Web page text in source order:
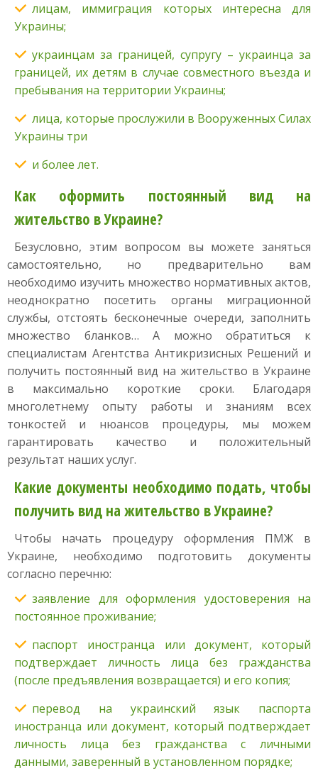
лицам, иммиграция которых интересна для
Украины;
украинцам за границей, супругу – украинца за
границей, их детям в случае совместного въезда и
пребывания на территории Украины;
лица, которые прослужили в Вооруженных Силах
Украины три
и более лет.
Как оформить постоянный вид на
жительство в Украине?
Безусловно, этим вопросом вы можете заняться
самостоятельно, но предварительно вам
необходимо изучить множество нормативных актов,
неоднократно посетить органы миграционной
службы, отстоять бесконечные очереди, заполнить
множество бланков… А можно обратиться к
специалистам Агентства Антикризисных Решений и
получить постоянный вид на жительство в Украине
в максимально короткие сроки. Благодаря
многолетнему опыту работы и знаниям всех
тонкостей и нюансов процедуры, мы можем
гарантировать качество и положительный
результат наших услуг.
Какие документы необходимо подать, чтобы
получить вид на жительство в Украине?
Чтобы начать процедуру оформления ПМЖ в
Украине, необходимо подготовить документы
согласно перечню:
заявление для оформления удостоверения на
постоянное проживание;
паспорт иностранца или документ, который
подтверждает личность лица без гражданства
(после предъявления возвращается) и его копия;
перевод на украинский язык паспорта
иностранца или документ, который подтверждает
личность лица без гражданства с личными
данными, заверенный в установленном порядке;